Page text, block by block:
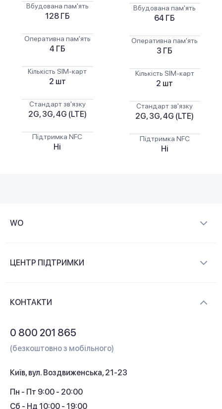
Вбудована пам'ять
128 ГБ
Оперативна пам'ять
4 ГБ
Кількість SIM-карт
2 шт
Стандарт зв'язку
2G, 3G, 4G (LTE)
Підтримка NFC
Ні
Вбудована пам'ять
64 ГБ
Оперативна пам'ять
3 ГБ
Кількість SIM-карт
2 шт
Стандарт зв'язку
2G, 3G, 4G (LTE)
Підтримка NFC
Ні
WO
Контакти
ЦЕНТР ПІДТРИМКИ
Кешбек
КОНТАКТИ
0 800 201 865
(безкоштовно з мобільного)
Київ, вул. Воздвиженська, 21-23
Пн - Пт 9:00 - 20:00
Сб - Нд 10:00 - 19:00